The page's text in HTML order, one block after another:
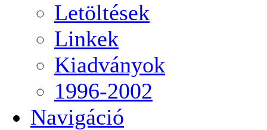
Letöltések
Linkek
Kiadványok
1996-2002
Navigáció